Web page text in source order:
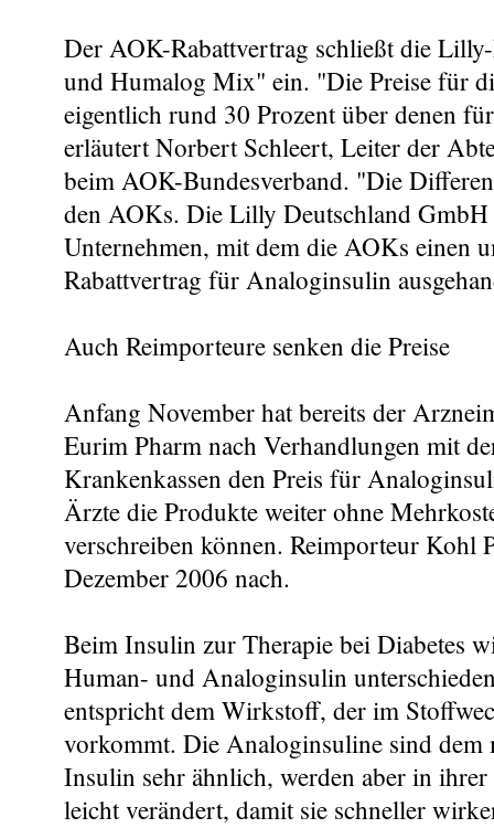
Der AOK-Rabattvertrag schließt die
und Humalog Mix" ein. "Die Preise für
eigentlich rund 30 Prozent über denen
erläutert Norbert Schleert, Leiter der
beim AOK-Bundesverband. "Die
den AOKs. Die Lilly Deutschland GmbH
Unternehmen, mit dem die AOKs einen
Rabattvertrag für Analoginsulin
Auch Reimporteure senken die Preise
Anfang November hat bereits der
Eurim Pharm nach Verhandlungen mit
Krankenkassen den Preis für
Ärzte die Produkte weiter ohne
verschreiben können. Reimporteur Kohl
Dezember 2006 nach.
Beim Insulin zur Therapie bei Diabetes
Human- und Analoginsulin
entspricht dem Wirkstoff, der im
vorkommt. Die Analoginsuline sind dem
Insulin sehr ähnlich, werden aber in ihrer
leicht verändert, damit sie schneller